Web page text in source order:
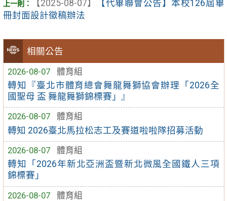
相關公告
2026-08-07
體育組
轉知『臺北市體育總會舞龍舞獅協會辦理「2026全
國聖母 盃 舞龍舞獅錦標賽」』
2026-08-07
體育組
轉知 2026臺北馬拉松志工及賽道啦啦隊招募活動
2026-08-07
體育組
轉知「2026年新北亞洲盃暨新北微風全國鐵人三項
錦標賽」
2026-08-07
體育組
【2025-08-07】
【代畢聯會公告】本校126屆畢
冊封面設計徵稿辦法